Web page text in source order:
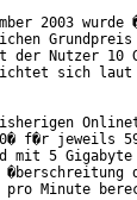
2003 wurde
Grundpreis
der Nutzer 10
sich laut
f�r
mit 5
�berschreitung
pro Minute